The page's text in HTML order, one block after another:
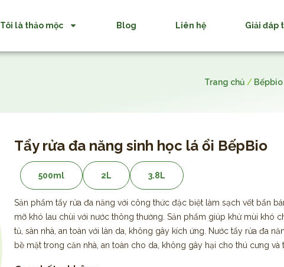
Tôi là thảo mộc Blog Liên hệ Giải đáp
Trang chủ / Bếpbio
Tẩy rửa đa năng sinh học lá ổi BếpBio
500ml 2L 3.8L
Sản phẩm tẩy rửa đa năng với công thức đặc biệt làm sạch vết bẩn
mỡ khó lau chùi với nước thông thường. Sản phẩm giúp khử mùi khó
tủ, sàn nhà, an toàn với làn da, không gây kích ứng. Nước tẩy rửa đa
bề mặt trong căn nhà, an toàn cho da, không gây hại cho thú cưng và